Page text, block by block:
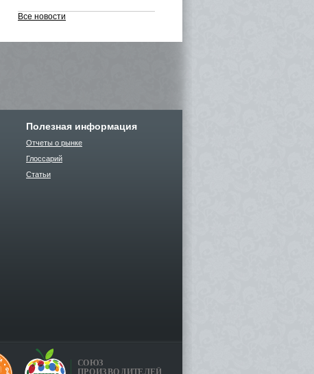
Все новости
Полезная информация
Отчеты о рынке
Глоссарий
Статьи